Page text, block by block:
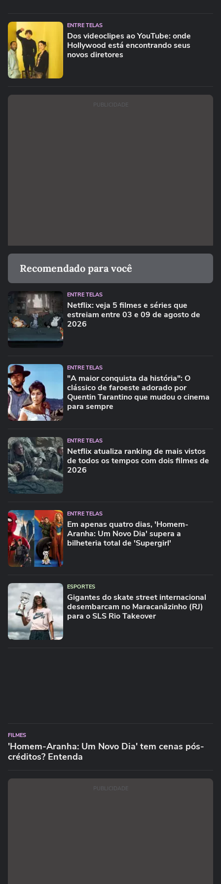
ENTRE TELAS
Dos videoclipes ao YouTube: onde
Hollywood está encontrando seus
novos diretores
PUBLICIDADE
Recomendado para você
ENTRE TELAS
Netflix: veja 5 filmes e séries que
estreiam entre 03 e 09 de agosto de
2026
ENTRE TELAS
"A maior conquista da história": O
clássico de faroeste adorado por
Quentin Tarantino que mudou o cinema
para sempre
ENTRE TELAS
Netflix atualiza ranking de mais vistos
de todos os tempos com dois filmes de
2026
ENTRE TELAS
Em apenas quatro dias, 'Homem-
Aranha: Um Novo Dia' supera a
bilheteria total de 'Supergirl'
ESPORTES
Gigantes do skate street internacional
desembarcam no Maracanãzinho (RJ)
para o SLS Rio Takeover
FILMES
'Homem-Aranha: Um Novo Dia' tem cenas pós-
créditos? Entenda
PUBLICIDADE